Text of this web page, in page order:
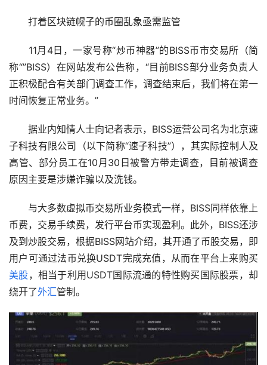
打着区块链幌子的币圈乱象亟需监管
11月4日，一家号称“炒币神器”的BISS币市交易所（简
称“”BISS）在网站发布公告称，“目前BISS部分业务负责人
正积极配合有关部门调查工作，调查结束后，我们将在第一
时间恢复正常业务。”
据业内知情人士向记者表示，BISS运营公司名为北京速
子科技有限公司（以下简称“速子科技”），其实际控制人及
高管、部分员工在10月30日被警方带走调查，目前被调查
原因主要是涉嫌诈骗以及洗钱。
与大多数虚拟币交易所业务模式一样，BISS同样依靠上
币费，交易手续费，发行平台币实现盈利。此外，BISS还涉
及到炒股交易，根据BISS网站介绍，其开通了币股交易，即
用户可通过法币兑换USDT完成充值，从而在平台上来购买
美股，相当于利用USDT国际流通的特性购买国际股票，却
绕开了外汇管制。